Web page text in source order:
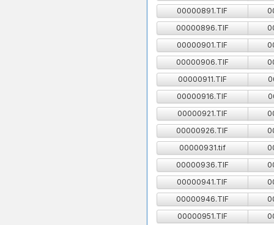
00000891.TIF
00000896.TIF
00000901.TIF
00000906.TIF
00000911.TIF
00000916.TIF
00000921.TIF
00000926.TIF
00000931.tif
00000936.TIF
00000941.TIF
00000946.TIF
00000951.TIF